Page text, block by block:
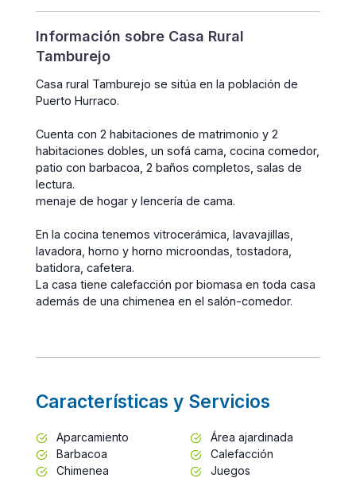
Información sobre Casa Rural
Tamburejo
Casa rural Tamburejo se sitúa en la población de
Puerto Hurraco.
Cuenta con 2 habitaciones de matrimonio y 2
habitaciones dobles, un sofá cama, cocina comedor,
patio con barbacoa, 2 baños completos, salas de
lectura.
menaje de hogar y lencería de cama.
En la cocina tenemos vitrocerámica, lavavajillas,
lavadora, horno y horno microondas, tostadora,
batidora, cafetera.
La casa tiene calefacción por biomasa en toda casa
además de una chimenea en el salón-comedor.
Características y Servicios
Aparcamiento
Área ajardinada
Barbacoa
Calefacción
Chimenea
Juegos